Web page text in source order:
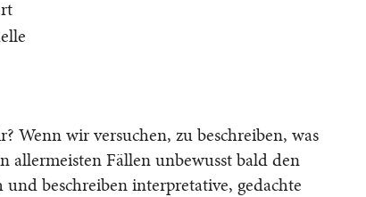
Wenn wir versuchen, zu beschreiben, was
allermeisten Fällen unbewusst bald den
beschreiben interpretative, gedachte